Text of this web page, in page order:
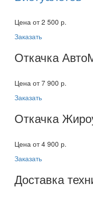
Цена от 2 500 р.
Заказать
Откачка
Цена от 7 900 р.
Заказать
Откачка
Цена от 4 900 р.
Заказать
Доставка